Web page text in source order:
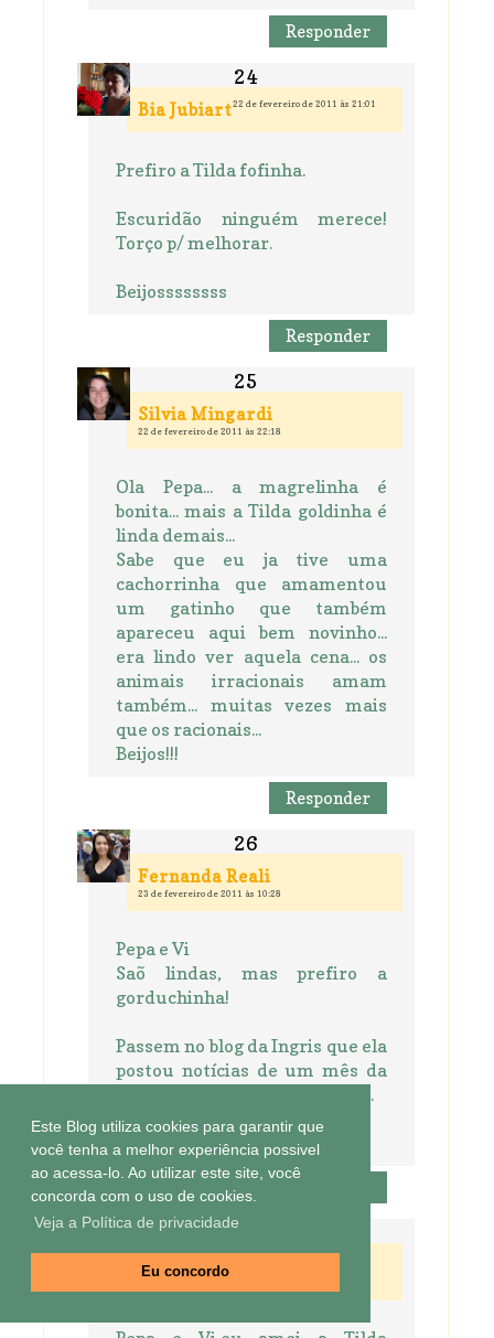
Este Blog utiliza cookies para garantir que
você tenha a melhor experiência possivel
ao acessa-lo. Ao utilizar este site, você
concorda com o uso de cookies.
Veja a Política de privacidade
Eu concordo
Responder
Bia Jubiart22 de fevereiro de 2011 às 21:01
Prefiro a Tilda fofinha.
Escuridão ninguém merece!
Torço p/ melhorar.
Beijossssssss
Responder
Silvia Mingardi
22 de fevereiro de 2011 às 22:18
Ola Pepa... a magrelinha é
bonita... mais a Tilda goldinha é
linda demais...
Sabe que eu ja tive uma
cachorrinha que amamentou
um gatinho que também
apareceu aqui bem novinho...
era lindo ver aquela cena... os
animais irracionais amam
também... muitas vezes mais
que os racionais...
Beijos!!!
Responder
Fernanda Reali
23 de fevereiro de 2011 às 10:28
Pepa e Vi
Saõ lindas, mas prefiro a
gorduchinha!
Passem no blog da Ingris que ela
postou notícias de um mês da
enchente (A Ingrid quer Falar).
um beijo, meninas
A FADA DAS AGULHAS